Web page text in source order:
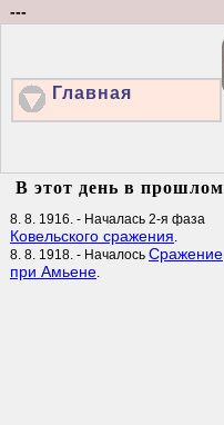
---
Главная
В этот день в прошлом
8. 8. 1916. - Началась 2-я фаза
Ковельского сражения.
8. 8. 1918. - Началось Сражение
при Амьене.